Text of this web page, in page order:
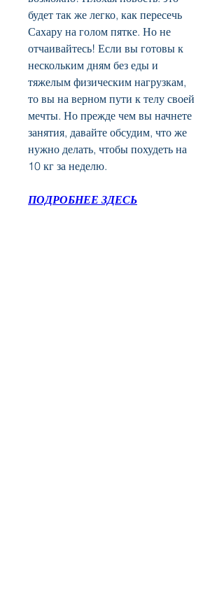
будет так же легко, как пересечь
Сахару на голом пятке. Но не
отчаивайтесь! Если вы готовы к
нескольким дням без еды и
тяжелым физическим нагрузкам,
то вы на верном пути к телу своей
мечты. Но прежде чем вы начнете
занятия, давайте обсудим, что же
нужно делать, чтобы похудеть на
10 кг за неделю.
ПОДРОБНЕЕ ЗДЕСЬ